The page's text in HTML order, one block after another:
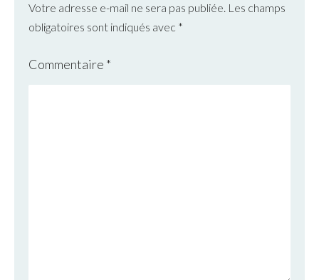
Votre adresse e-mail ne sera pas publiée. Les champs
obligatoires sont indiqués avec *
Commentaire *